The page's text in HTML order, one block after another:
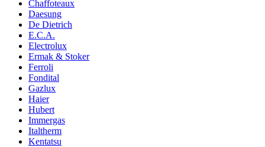
Chaffoteaux
Daesung
De Dietrich
E.C.A.
Electrolux
Ermak & Stoker
Ferroli
Fondital
Gazlux
Haier
Hubert
Immergas
Italtherm
Kentatsu